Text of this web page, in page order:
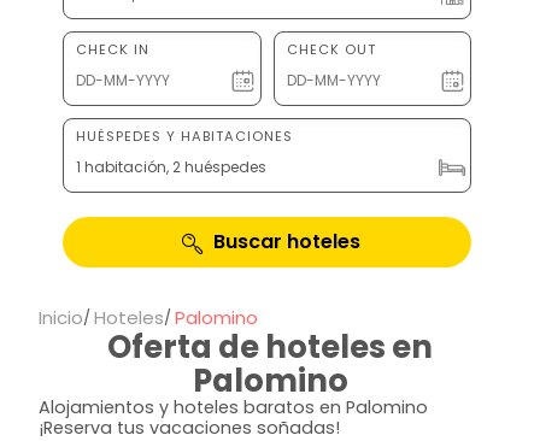
CHECK IN CHECK OUT
HUÉSPEDES Y HABITACIONES
1 habitación, 2 huéspedes
Buscar hoteles
Inicio Hoteles Palomino
Oferta de hoteles en
Palomino
Alojamientos y hoteles baratos en Palomino
¡Reserva tus vacaciones soñadas!